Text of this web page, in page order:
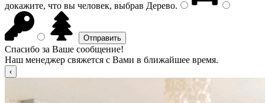
докажите, что вы человек, выбрав Дерево.
Спасибо за Ваше сообщение!
Наш менеджер свяжется с Вами в ближайшее время.